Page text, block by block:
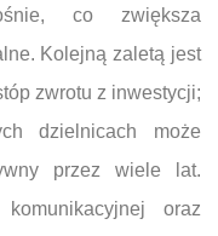
co zwiększa
Kolejną zaletą jest
zwrotu z inwestycji;
dzielnicach może
przez wiele lat.
oraz